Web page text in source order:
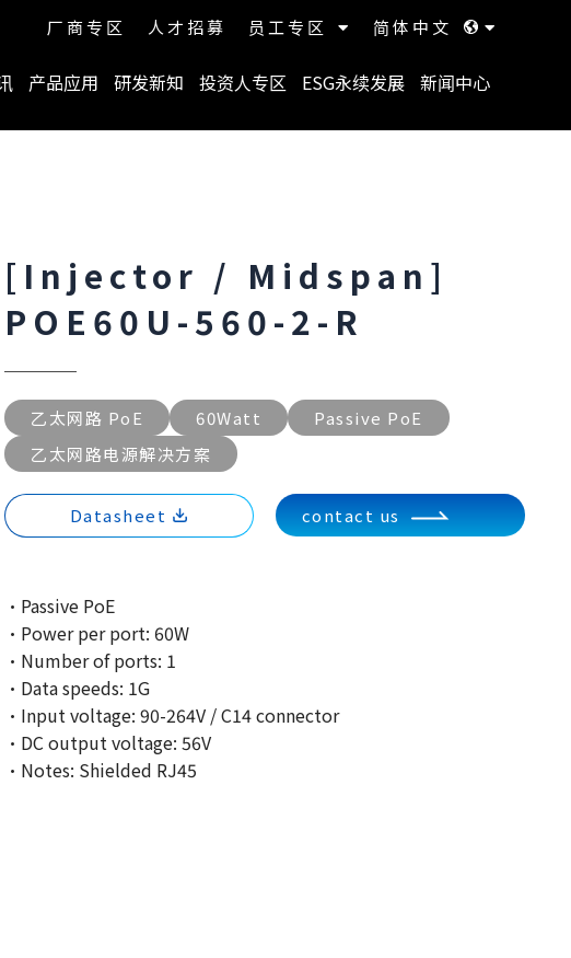
厂商专区 人才招募 员工专区 简体中文
产品应用 研发新知 投资人专区 ESG永续发展 新闻中心
[Injector / Midspan]
POE60U-560-2-R
乙太网路 PoE 60Watt
Passive PoE
乙太网路电源解决方案
Datasheet contact us
·Passive PoE
·Power per port: 60W
·Number of ports: 1
·Data speeds: 1G
·Input voltage: 90-264V / C14 connector
·DC output voltage: 56V
·Notes: Shielded RJ45